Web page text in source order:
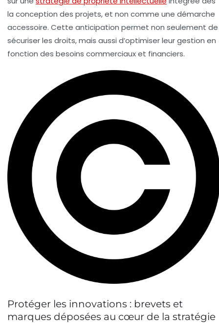
la conception des projets, et non comme une démarche
accessoire. Cette anticipation permet non seulement de
sécuriser les droits, mais aussi d’optimiser leur gestion en
fonction des besoins commerciaux et financiers.
Protéger les innovations : brevets et
marques déposées au cœur de la stratégie